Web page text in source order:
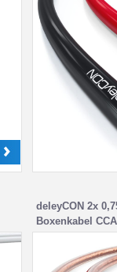
deleyCON 2x
Boxenkabel
Aluminium